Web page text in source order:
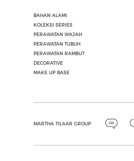
BAHAN ALAMI
KOLEKSI SERIES
PERAWATAN WAJAH
PERAWATAN TUBUH
PERAWATAN RAMBUT
DECORATIVE
MAKE UP BASE
MARTHA TILAAR GROUP